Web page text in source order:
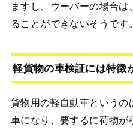
ますし、ウーバーの場合
ることができないそうです。
軽貨物の車検証には特徴
貨物用の軽自動車という
車になり、要するに荷物が